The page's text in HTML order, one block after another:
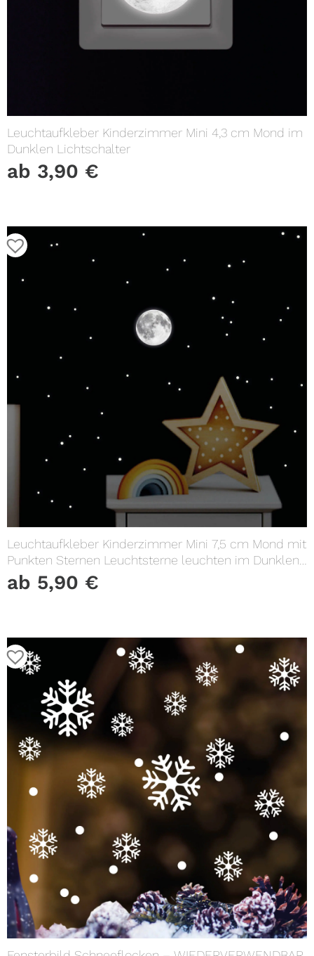
Leuchtaufkleber Kinderzimmer Mini 4,3 cm Mond im
Dunklen Lichtschalter
ab 3,90 €
Leuchtaufkleber Kinderzimmer Mini 7,5 cm Mond mit
Punkten Sternen Leuchtsterne leuchten im Dunklen
Lichtschalter
ab 5,90 €